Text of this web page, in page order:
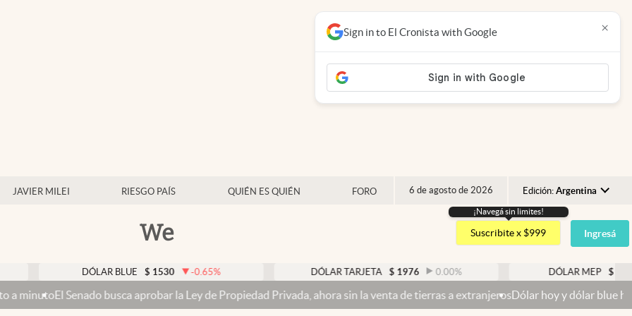
JAVIER MILEI RIESGO PAÍS QUIÉN ES QUIÉN FORO 6 de agosto de 2026 Edición: Argentina
Argentina
España
USA
Colombia
We
¡Navegá sin limites!
Suscribite x $999 Ingresá
DÓLAR BLUE $ 1530 -0.65% DÓLAR TARJETA $ 1976 0.00% DÓLAR MEP $ 1520,49
Senado busca aprobar la Ley de Propiedad Privada, ahora sin la venta de tierras a extranjeros Dólar hoy y dólar blue hoy: cuál es la
Sign in to El Cronista with Google ×